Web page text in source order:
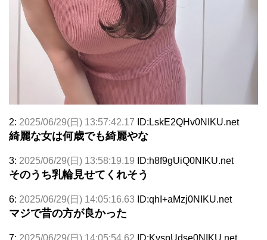
2: 2025/06/29(日) 13:57:42.17 ID:LskE2QHv0NIKU.net
綺麗な女は何歳でも綺麗やな
3: 2025/06/29(日) 13:58:19.19 ID:h8f9gUiQ0NIKU.net
そのうち乳輪見せてくれそう
6: 2025/06/29(日) 14:05:16.63 ID:qhI+aMzj0NIKU.net
マジで昔の方が良かった
7: 2025/06/29(日) 14:05:54.62 ID:KvspUdse0NIKU.net